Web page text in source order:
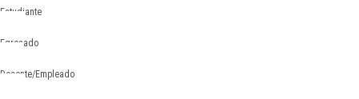
Estudiante
Egresado
Docente/Empleado